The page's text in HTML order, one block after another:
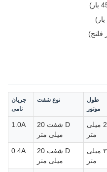
طول
موتور
نوع شفت
جریان
نامی
20 میلی
متر
D شفت 20
میلی متر
1.0A
۳۴ میلی
متر
D شفت 20
میلی متر
0.4A